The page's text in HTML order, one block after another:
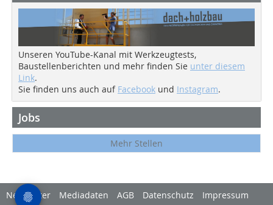
Unseren YouTube-Kanal mit Werkzeugtests,
Baustellenberichten und mehr finden Sie unter diesem
Link.
Sie finden uns auch auf Facebook und Instagram.
Jobs
Mehr Stellen
Newsletter Mediadaten AGB Datenschutz Impressum